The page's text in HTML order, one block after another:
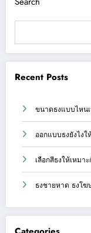
Recent Posts
ขนาดธงแบบไหน
ออกแบบธงยังไง
เลือกสีธงให้เหมา
ธงชายหาด ธงโ